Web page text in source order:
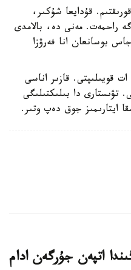
قۇدايعا شۇكىر،
راحمەت. مەنى دە، بالامدى
بوسانعان انا فەرۋزا
قويىلىپتى. قازىر اناسى
دا بىلىكتىلىگى
ايتارىمىز جوق دەپ وتىر.
اتپەن جۇرگەن ادام